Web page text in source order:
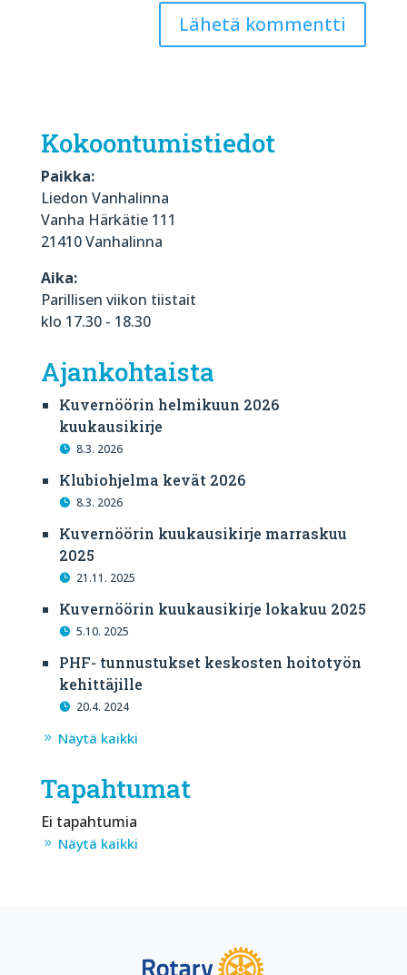
Kokoontumistiedot
Paikka:
Liedon Vanhalinna
Vanha Härkätie 111
21410 Vanhalinna
Aika:
Parillisen viikon tiistait
klo 17.30 - 18.30
Ajankohtaista
Kuvernöörin helmikuun 2026
kuukausikirje
8.3. 2026
Klubiohjelma kevät 2026
8.3. 2026
Kuvernöörin kuukausikirje marraskuu
2025
21.11. 2025
Kuvernöörin kuukausikirje lokakuu 2025
5.10. 2025
PHF- tunnustukset keskosten hoitotyön
kehittäjille
20.4. 2024
Näytä kaikki
Tapahtumat
Ei tapahtumia
Näytä kaikki